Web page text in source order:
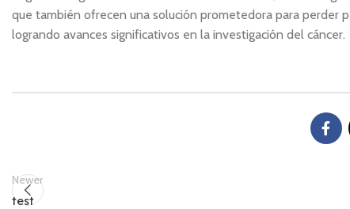
que también ofrecen una solución prometedora para perder
logrando avances significativos en la investigación del cáncer.
Newer
test